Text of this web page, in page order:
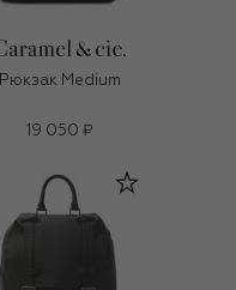
Рюкзак Medium
19 050 ₽